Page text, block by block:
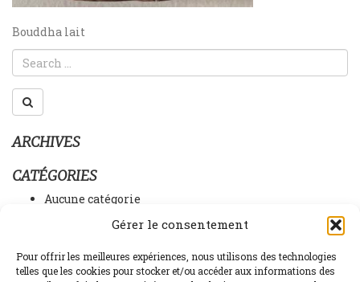
Gérer le consentement
Pour offrir les meilleures expériences, nous utilisons des technologies
telles que les cookies pour stocker et/ou accéder aux informations des
NAVIGATION
DE
L’ARTICLE
Bouddha lait
ARCHIVES
CATÉGORIES
Aucune catégorie
Connexion
Flux des publications